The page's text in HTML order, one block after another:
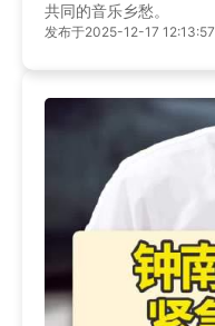
共同的音乐乡愁。
发布于2025-12-17 12:13:57